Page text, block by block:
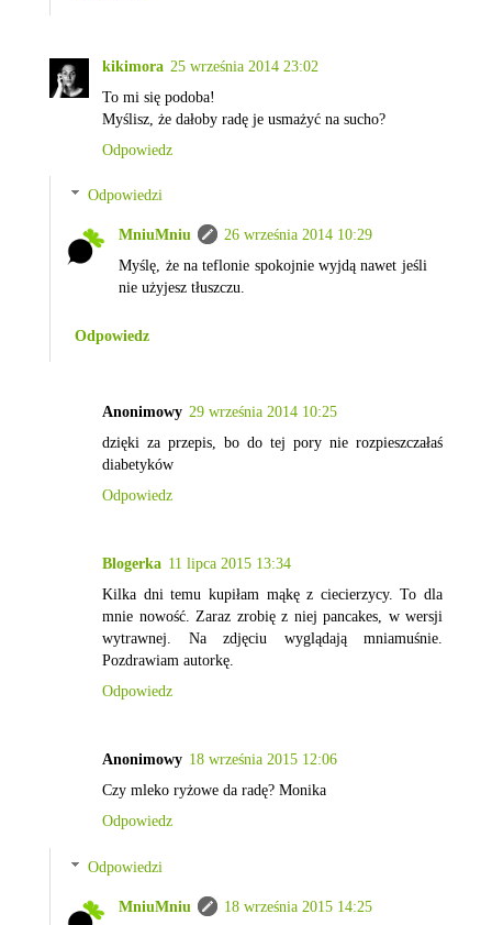
kikimora 25 września 2014 23:02
To mi się podoba!
Myślisz, że dałoby radę je usmażyć na sucho?
Odpowiedz
Odpowiedzi
MniuMniu
26 września 2014 10:29
Myślę, że na teflonie spokojnie wyjdą nawet jeśli
nie użyjesz tłuszczu.
Odpowiedz
Anonimowy 29 września 2014 10:25
dzięki za przepis, bo do tej pory nie rozpieszczałaś
diabetyków
Odpowiedz
Blogerka 11 lipca 2015 13:34
Kilka dni temu kupiłam mąkę z ciecierzycy. To dla
mnie nowość. Zaraz zrobię z niej pancakes, w wersji
wytrawnej. Na zdjęciu wyglądają mniamuśnie.
Pozdrawiam autorkę.
Odpowiedz
Anonimowy 18 września 2015 12:06
Czy mleko ryżowe da radę? Monika
Odpowiedz
Odpowiedzi
MniuMniu 18 września 2015 14:25